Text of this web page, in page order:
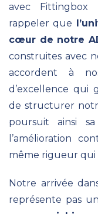
avec Fittingbox
rappeler que
cœur de notre
construites avec
accordent à
d’excellence qui
de structurer
poursuit ainsi
l’amélioration
même rigueur qui
Notre arrivée
représente pas